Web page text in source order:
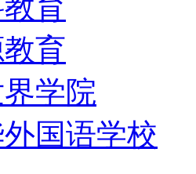
育
育
学院
国语学校